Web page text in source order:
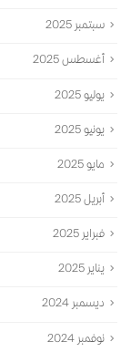
سبتمبر 2025
أغسطس 2025
يوليو 2025
يونيو 2025
مايو 2025
أبريل 2025
فبراير 2025
يناير 2025
ديسمبر 2024
نوفمبر 2024